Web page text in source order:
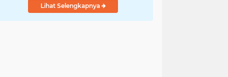
Lihat Selengkapnya